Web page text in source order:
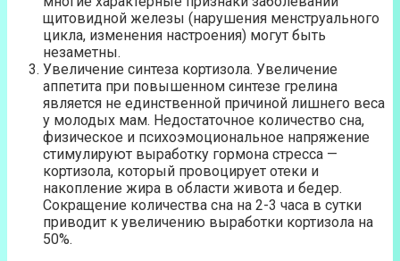
щитовидной железы (нарушения менструального
цикла, изменения настроения) могут быть
незаметны.
Увеличение синтеза кортизола. Увеличение
аппетита при повышенном синтезе грелина
является не единственной причиной лишнего веса
у молодых мам. Недостаточное количество сна,
физическое и психоэмоциональное напряжение
стимулируют выработку гормона стресса —
кортизола, который провоцирует отеки и
накопление жира в области живота и бедер.
Сокращение количества сна на 2-3 часа в сутки
приводит к увеличению выработки кортизола на
50%.